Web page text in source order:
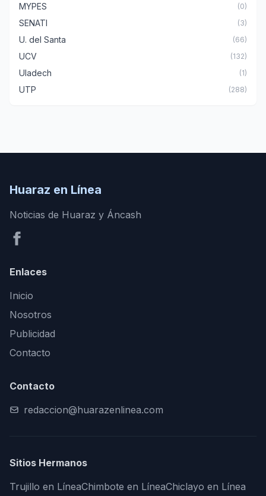
MYPES (0)
SENATI (3)
U. del Santa (66)
UCV (132)
Uladech (1)
UTP (288)
Huaraz en Línea
Noticias de Huaraz y Áncash
Enlaces
Inicio
Nosotros
Publicidad
Contacto
Contacto
redaccion@huarazenlinea.com
Sitios Hermanos
Trujillo en LíneaChimbote en LíneaChiclayo en Línea